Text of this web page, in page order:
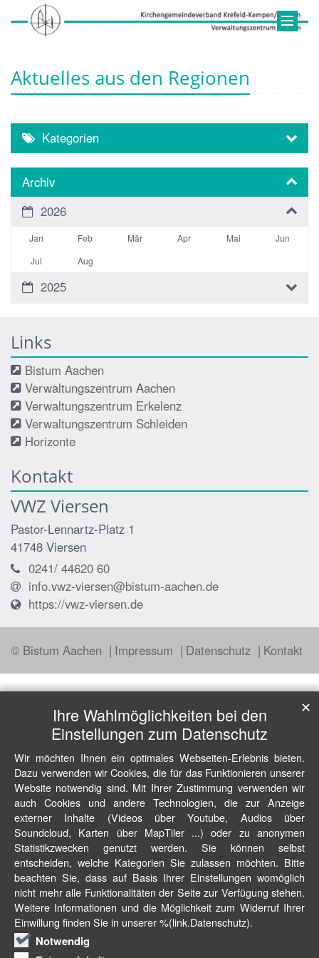
Aktuelles aus den Regionen
Kategorien
Archiv
2026
Jan Feb Mär Apr Mai
Jun
Jul
Aug
2025
Links
Bistum Aachen
Verwaltungszentrum Aachen
Verwaltungszentrum Erkelenz
Verwaltungszentrum Schleiden
Horizonte
Kontakt
VWZ Viersen
Pastor-Lennartz-Platz 1
41748 Viersen
0241/ 44620 60
info.vwz-viersen@bistum-aachen.de
https://vwz-viersen.de
© Bistum Aachen Impressum Datenschutz Kontakt
Ihre Wahlmöglichkeiten bei den
Einstellungen zum Datenschutz
Wir möchten Ihnen ein optimales Webseiten-Erlebnis bieten.
Dazu verwenden wir Cookies, die für das Funktionieren unserer
Website notwendig sind. Mit Ihrer Zustimmung verwenden wir
auch Cookies und andere Technologien, die zur Anzeige
externer Inhalte (Videos über Youtube, Audios über
Soundcloud, Karten über MapTiler ...) oder zu anonymen
Statistikzwecken genutzt werden. Sie können selbst
entscheiden, welche Kategorien Sie zulassen möchten. Bitte
beachten Sie, dass auf Basis Ihrer Einstellungen womöglich
nicht mehr alle Funktionalitäten der Seite zur Verfügung stehen.
Weitere Informationen und die Möglichkeit zum Widerruf Ihrer
Einwillung finden Sie in unserer %(link.Datenschutz).
Notwendig
✕